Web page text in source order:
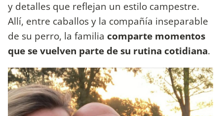
y detalles que reflejan un estilo campestre.
Allí, entre caballos y la compañía inseparable
de su perro, la familia comparte momentos
que se vuelven parte de su rutina cotidiana.